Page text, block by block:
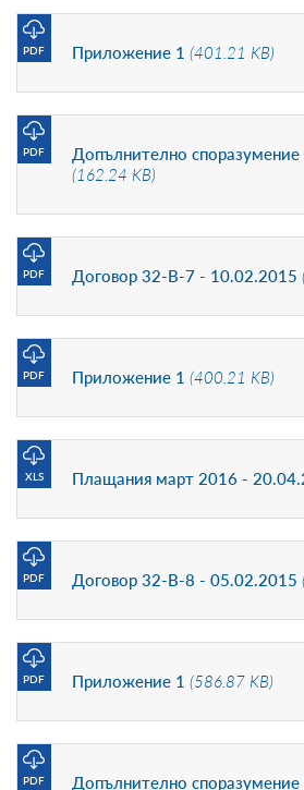
Приложение 1 (401.21 KB)
PDF
Допълнително
(162.24 KB)
PDF
Договор 32-В-7 - 10.02.2015
PDF
Приложение 1 (400.21 KB)
PDF
Плащания март 2016 -
XLS
Договор 32-В-8 - 05.02.2015
PDF
Приложение 1 (586.87 KB)
PDF
Допълнително
PDF